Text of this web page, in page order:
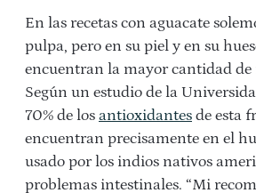
En las recetas con aguacate
pulpa, pero en su piel y en su
encuentran la mayor cantidad
Según un estudio de la
70% de los antioxidantes de esta
encuentran precisamente en el
usado por los indios nativos
problemas intestinales. “Mi